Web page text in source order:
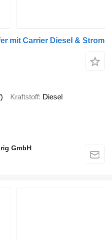
mit Carrier Diesel & Strom
Kraftstoff Diesel
GmbH